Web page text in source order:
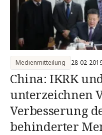
China: IKRK
unterzeichnen
Verbesserung
behinderter
Medienmitteilung 28-02-